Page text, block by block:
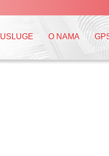
USLUGE O NAMA